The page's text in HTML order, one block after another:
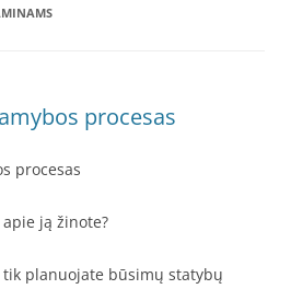
procesas
procesas
ją žinote?
planuojate būsimų statybų